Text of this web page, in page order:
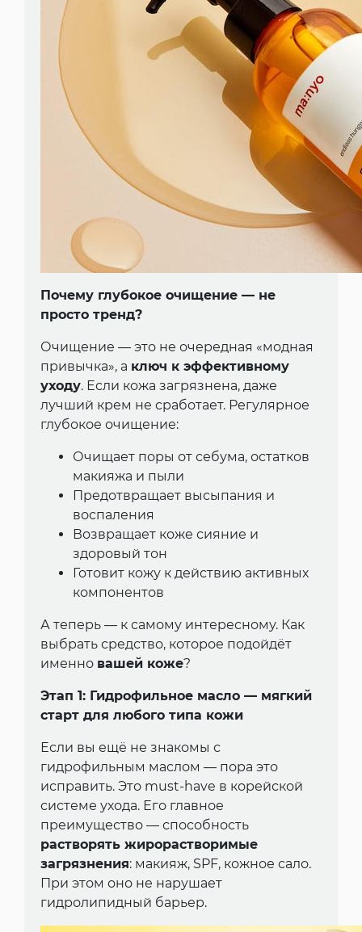
Почему глубокое очищение — не
просто тренд?
Очищение — это не очередная «модная
привычка», а ключ к эффективному
уходу. Если кожа загрязнена, даже
лучший крем не сработает. Регулярное
глубокое очищение:
Очищает поры от себума, остатков
макияжа и пыли
Предотвращает высыпания и
воспаления
Возвращает коже сияние и
здоровый тон
Готовит кожу к действию активных
компонентов
А теперь — к самому интересному. Как
выбрать средство, которое подойдёт
именно вашей коже?
Этап 1: Гидрофильное масло — мягкий
старт для любого типа кожи
Если вы ещё не знакомы с
гидрофильным маслом — пора это
исправить. Это must-have в корейской
системе ухода. Его главное
преимущество — способность
растворять жирорастворимые
загрязнения: макияж, SPF, кожное сало.
При этом оно не нарушает
гидролипидный барьер.